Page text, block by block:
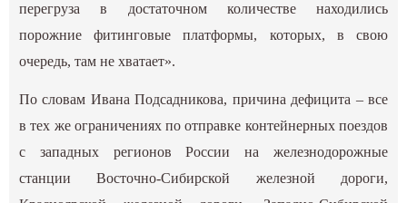
перегруза в достаточном количестве находились
порожние фитинговые платформы, которых, в свою
очередь, там не хватает».
По словам Ивана Подсадникова, причина дефицита – все
в тех же ограничениях по отправке контейнерных поездов
с западных регионов России на железнодорожные
станции Восточно-Сибирской железной дороги,